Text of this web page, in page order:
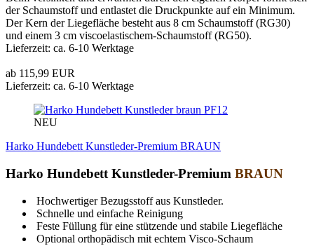
der Schaumstoff und entlastet die Druckpunkte auf ein Minimum.
Der Kern der Liegefläche besteht aus 8 cm Schaumstoff (RG30)
und einem 3 cm viscoelastischem-Schaumstoff (RG50).
Lieferzeit: ca. 6-10 Werktage
ab 115,99 EUR
Lieferzeit: ca. 6-10 Werktage
PF12
NEU
Harko Hundebett Kunstleder-Premium BRAUN
Harko Hundebett Kunstleder-Premium BRAUN
Hochwertiger Bezugsstoff aus Kunstleder.
Schnelle und einfache Reinigung
Feste Füllung für eine stützende und stabile Liegefläche
Optional orthopädisch mit echtem Visco-Schaum